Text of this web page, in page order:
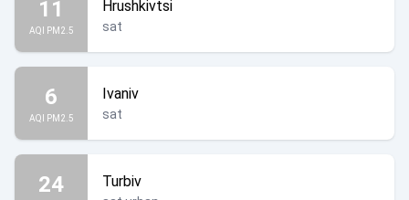
11
AQI PM2.5
Hrushkivtsi
sat
6
AQI PM2.5
Ivaniv
sat
24 Turbiv